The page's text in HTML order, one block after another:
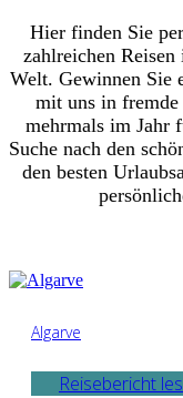
Hier finden Sie
zahlreichen
Welt. Gewinnen Sie
mit uns in
mehrmals im Jahr
Suche nach den
den besten
Algarve
Reisebericht